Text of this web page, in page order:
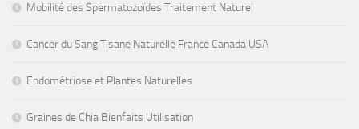
Mobilité des Spermatozoïdes Traitement Naturel
Cancer du Sang Tisane Naturelle France Canada USA
Endométriose et Plantes Naturelles
Graines de Chia Bienfaits Utilisation